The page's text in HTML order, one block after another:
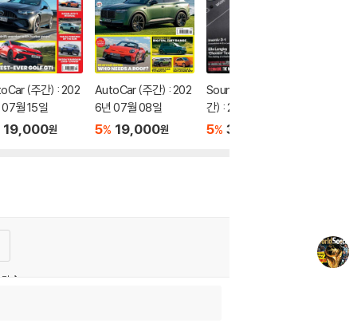
(주간) : 202
월 15일
19,000원
AutoCar (주간) : 202
6년 07월 08일
5% 19,000원
Sound on Sound (월
간) : 2026년 08월
5% 31,350